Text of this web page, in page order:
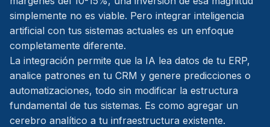
simplemente no es viable. Pero integrar inteligencia
artificial con tus sistemas actuales es un enfoque
completamente diferente.
La integración permite que la IA lea datos de tu ERP,
analice patrones en tu CRM y genere predicciones o
automatizaciones, todo sin modificar la estructura
fundamental de tus sistemas. Es como agregar un
cerebro analítico a tu infraestructura existente.